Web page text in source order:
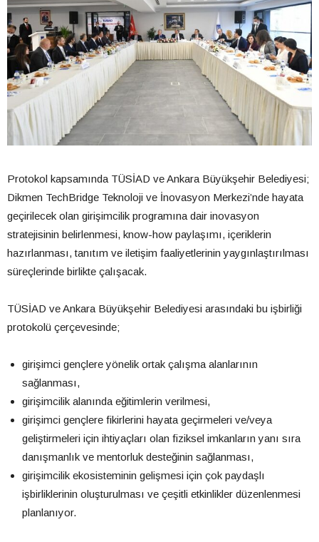
Protokol kapsamında TÜSİAD ve Ankara Büyükşehir Belediyesi;
Dikmen TechBridge Teknoloji ve İnovasyon Merkezi’nde hayata
geçirilecek olan girişimcilik programına dair inovasyon
stratejisinin belirlenmesi, know-how paylaşımı, içeriklerin
hazırlanması, tanıtım ve iletişim faaliyetlerinin yaygınlaştırılması
süreçlerinde birlikte çalışacak.
TÜSİAD ve Ankara Büyükşehir Belediyesi arasındaki bu işbirliği
protokolü çerçevesinde;
girişimci gençlere yönelik ortak çalışma alanlarının
sağlanması,
girişimcilik alanında eğitimlerin verilmesi,
girişimci gençlere fikirlerini hayata geçirmeleri ve/veya
geliştirmeleri için ihtiyaçları olan fiziksel imkanların yanı sıra
danışmanlık ve mentorluk desteğinin sağlanması,
girişimcilik ekosisteminin gelişmesi için çok paydaşlı
işbirliklerinin oluşturulması ve çeşitli etkinlikler düzenlenmesi
planlanıyor.